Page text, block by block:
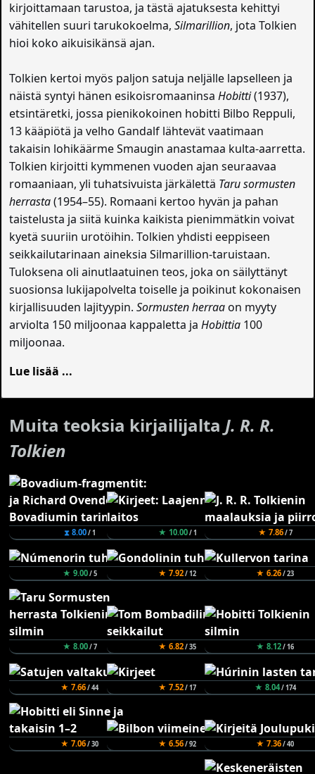
kirjoittamaan tarustoa, ja tästä ajatuksesta kehittyi
vähitellen suuri tarukokoelma,Silmarillion, jota Tolkien
hioi koko aikuisikänsä ajan.
Tolkien kertoi myös paljon satuja neljälle lapselleen ja
näistä syntyi hänen esikoisromaaninsaHobitti(1937),
etsintäretki, jossa pienikokoinen hobitti Bilbo Reppuli,
13 kääpiötä ja velho Gandalf lähtevät vaatimaan
takaisin lohikäärme Smaugin anastamaa kulta-aarretta.
Tolkien kirjoitti kymmenen vuoden ajan seuraavaa
romaaniaan, yli tuhatsivuista järkälettä Taru sormusten
herrasta(1954–55). Romaani kertoo hyvän ja pahan
taistelusta ja siitä kuinka kaikista pienimmätkin voivat
kyetä suuriin urotöihin. Tolkien yhdisti eeppiseen
seikkailutarinaan aineksia Silmarillion-taruistaan.
Tuloksena oli ainutlaatuinen teos, joka on säilyttänyt
suosionsa lukijapolvelta toiselle ja poikinut kokonaisen
kirjallisuuden lajityypin.Sormusten herraaon myyty
arviolta 150 miljoonaa kappaletta jaHobittia 100
miljoonaa.
Lue lisää ...
Muita teoksia kirjailijalta J. R. R.
Tolkien
⧗ 8.00/ 1 ★ 10.00/ 1 ★ 7.86/ 7
★ 9.00/ 5 ★ 7.92/ 12 ★ 6.26/ 23
★ 8.00/ 7 ★ 6.82/ 35 ★ 8.12/ 16
★ 7.66/ 44 ★ 7.52/ 17 ★ 8.04/ 174
★ 7.06/ 30 ★ 6.56/ 92 ★ 7.36/ 40